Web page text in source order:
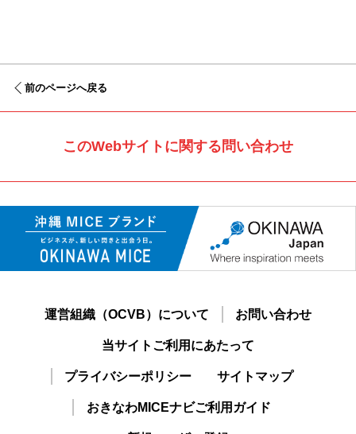
前のページへ戻る
このWebサイトに関する問い合わせ
運営組織（OCVB）について お問い合わせ
当サイトご利用にあたって
プライバシーポリシー サイトマップ
おきなわMICEナビご利用ガイド